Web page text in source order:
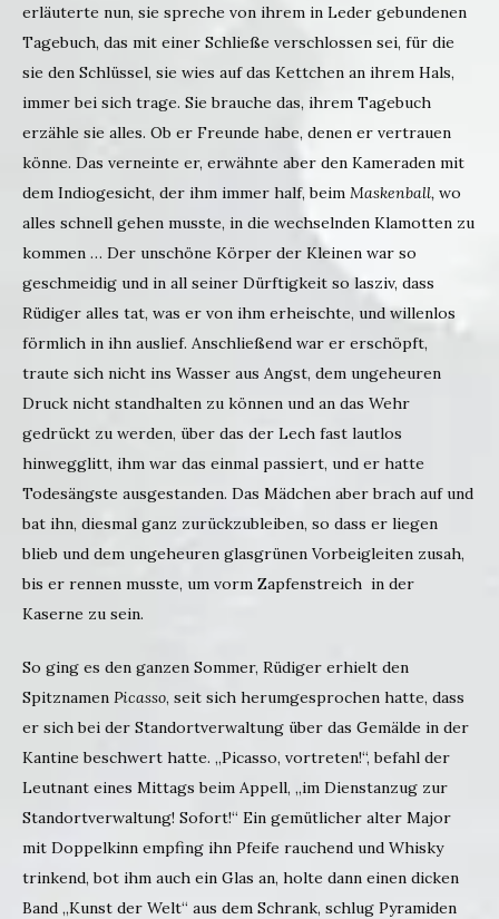
erläuterte nun, sie spreche von ihrem in Leder gebundenen
Tagebuch, das mit einer Schließe verschlossen sei, für die
sie den Schlüssel, sie wies auf das Kettchen an ihrem Hals,
immer bei sich trage. Sie brauche das, ihrem Tagebuch
erzähle sie alles. Ob er Freunde habe, denen er vertrauen
könne. Das verneinte er, erwähnte aber den Kameraden mit
dem Indiogesicht, der ihm immer half, beim Maskenball, wo
alles schnell gehen musste, in die wechselnden Klamotten zu
kommen … Der unschöne Körper der Kleinen war so
geschmeidig und in all seiner Dürftigkeit so lasziv, dass
Rüdiger alles tat, was er von ihm erheischte, und willenlos
förmlich in ihn auslief. Anschließend war er erschöpft,
traute sich nicht ins Wasser aus Angst, dem ungeheuren
Druck nicht standhalten zu können und an das Wehr
gedrückt zu werden, über das der Lech fast lautlos
hinwegglitt, ihm war das einmal passiert, und er hatte
Todesängste ausgestanden. Das Mädchen aber brach auf und
bat ihn, diesmal ganz zurückzubleiben, so dass er liegen
blieb und dem ungeheuren glasgrünen Vorbeigleiten zusah,
bis er rennen musste, um vorm Zapfenstreich in der
Kaserne zu sein.
So ging es den ganzen Sommer, Rüdiger erhielt den
Spitznamen Picasso, seit sich herumgesprochen hatte, dass
er sich bei der Standortverwaltung über das Gemälde in der
Kantine beschwert hatte. „Picasso, vortreten!“, befahl der
Leutnant eines Mittags beim Appell, „im Dienstanzug zur
Standortverwaltung! Sofort!“ Ein gemütlicher alter Major
mit Doppelkinn empfing ihn Pfeife rauchend und Whisky
trinkend, bot ihm auch ein Glas an, holte dann einen dicken
Band „Kunst der Welt“ aus dem Schrank, schlug Pyramiden